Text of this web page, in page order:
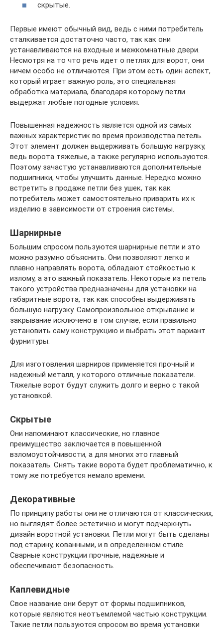
скрытые.
Первые имеют обычный вид, ведь с ними потребитель
сталкивается достаточно часто, так как они
устанавливаются на входные и межкомнатные двери.
Несмотря на то что речь идет о петлях для ворот, они
ничем особо не отличаются. При этом есть один аспект,
который играет важную роль, это специальная
обработка материала, благодаря которому петли
выдержат любые погодные условия.
Повышенная надежность является одной из самых
важных характеристик во время производства петель.
Этот элемент должен выдерживать большую нагрузку,
ведь ворота тяжелые, а также регулярно используются.
Поэтому зачастую устанавливаются дополнительные
подшипники, чтобы улучшить данные. Нередко можно
встретить в продаже петли без ушек, так как
потребитель может самостоятельно приварить их к
изделию в зависимости от строения системы.
Шарнирные
Большим спросом пользуются шарнирные петли и это
можно разумно объяснить. Они позволяют легко и
плавно направлять ворота, обладают стойкостью к
излому, а это важный показатель. Некоторые из петель
такого устройства предназначены для установки на
габаритные ворота, так как способны выдерживать
большую нагрузку. Самопроизвольное открывание и
закрывание исключено в том случае, если правильно
установить саму конструкцию и выбрать этот вариант
фурнитуры.
Для изготовления шарниров применяется прочный и
надежный металл, у которого отличные показатели.
Тяжелые ворот будут служить долго и верно с такой
установкой.
Скрытые
Они напоминают классические, но главное
преимущество заключается в повышенной
взломоустойчивости, а для многих это главный
показатель. Снять такие ворота будет проблематично, к
тому же потребуется немало времени.
Декоративные
По принципу работы они не отличаются от классических,
но выглядят более эстетично и могут подчеркнуть
дизайн воротной установки. Петли могут быть сделаны
под старину, кованными, и в определенном стиле.
Сварные конструкции прочные, надежные и
обеспечивают безопасность.
Каплевидные
Свое название они берут от формы подшипников,
которые являются неотъемлемой частью конструкции.
Такие петли пользуются спросом во время установки